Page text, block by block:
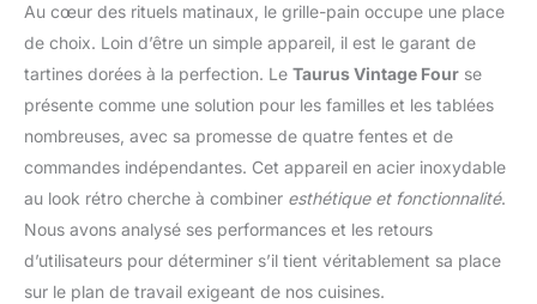
Au cœur des rituels matinaux, le grille-pain occupe une place
de choix. Loin d’être un simple appareil, il est le garant de
tartines dorées à la perfection. Le Taurus Vintage Four se
présente comme une solution pour les familles et les tablées
nombreuses, avec sa promesse de quatre fentes et de
commandes indépendantes. Cet appareil en acier inoxydable
au look rétro cherche à combiner esthétique et fonctionnalité.
Nous avons analysé ses performances et les retours
d’utilisateurs pour déterminer s’il tient véritablement sa place
sur le plan de travail exigeant de nos cuisines.